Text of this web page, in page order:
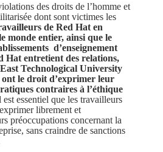
des droits de l’homme et
dont sont victimes les
de Red Hat en
monde entier, ainsi que le
d’enseignement
Hat entretient des relations,
Technological University
le droit d’exprimer leur
contraires à l’éthique
est essentiel que les travailleurs
librement et
préoccupations concernant la
sans craindre de sanctions